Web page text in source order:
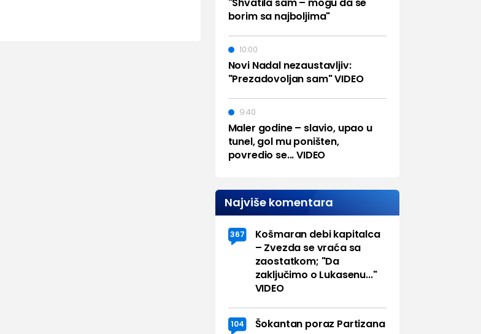
borim sa najboljima"
Novi Nadal nezaustavljiv:
"Prezadovoljan sam" VIDEO
10:00
Maler godine – slavio, upao u
tunel, gol mu poništen,
povredio se... VIDEO
9:40
Najviše komentara
367
Košmaran debi kapitalca
– Zvezda se vraća sa
zaostatkom; "Da
zaključimo o Lukasenu..."
VIDEO
104 Šokantan poraz Partizana